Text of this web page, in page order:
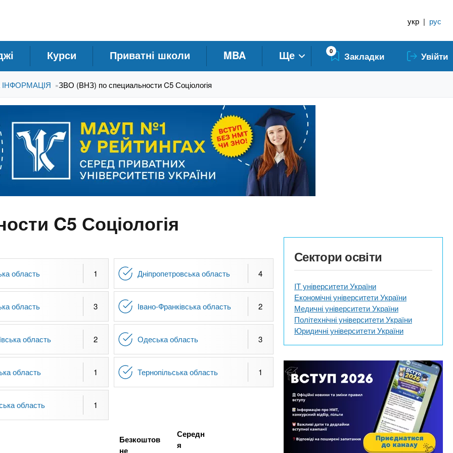
укр | рус
Курси Приватні школи MBA Ще 0 Закладки Увійти
»ЗВО (ВНЗ) по специальности C5 Соціологія
C5 Соціологія
область 1 Дніпропетровська область 4
область 3 Івано-Франківська область 2
область 2 Одеська область 3
область 1 Тернопільська область 1
область 1
Безкоштов
не
Середн
я
Сектори освіти
IT університети України
Економічні університети України
Медичні університети України
Політехнічні університети України
Юридичні університети України